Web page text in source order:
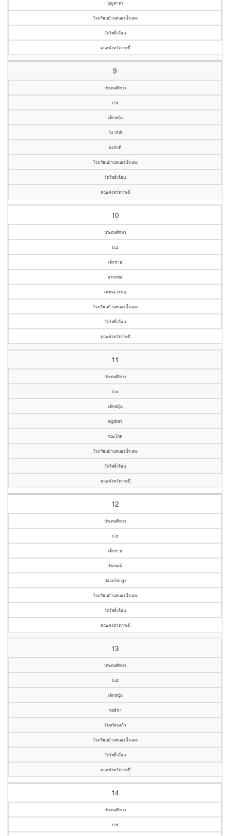
บุญสาคร
โรงเรียนบ้านหนองน้ำแดง
วัดโพธิ์เลื่อน
คณะจังหวัดกระบี่
9
ประถมศึกษา
ป.๔
เด็กหญิง
วิลาสิณี
คงภักดี
โรงเรียนบ้านหนองน้ำแดง
วัดโพธิ์เลื่อน
คณะจังหวัดกระบี่
10
ประถมศึกษา
ป.๔
เด็กชาย
อรรถพล
เพชรสุวรรณ
โรงเรียนบ้านหนองน้ำแดง
วัดโพธิ์เลื่อน
คณะจังหวัดกระบี่
11
ประถมศึกษา
ป.๔
เด็กหญิง
ณัฐณิชา
ชนะโภค
โรงเรียนบ้านหนองน้ำแดง
วัดโพธิ์เลื่อน
คณะจังหวัดกระบี่
12
ประถมศึกษา
ป.๕
เด็กชาย
รัฐเขตต์
ปลอดโคกสูง
โรงเรียนบ้านหนองน้ำแดง
วัดโพธิ์เลื่อน
คณะจังหวัดกระบี่
13
ประถมศึกษา
ป.๕
เด็กหญิง
ชลธิชา
จันทร์ส่งแก้ว
โรงเรียนบ้านหนองน้ำแดง
วัดโพธิ์เลื่อน
คณะจังหวัดกระบี่
14
ประถมศึกษา
ป.๕